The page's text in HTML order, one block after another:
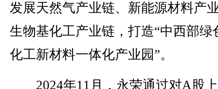
发展天然气产业链、新能源材料产
生物基化工产业链，打造“中西部绿
化工新材料一体化产业园”。
2024年11月，永荣通过对A股